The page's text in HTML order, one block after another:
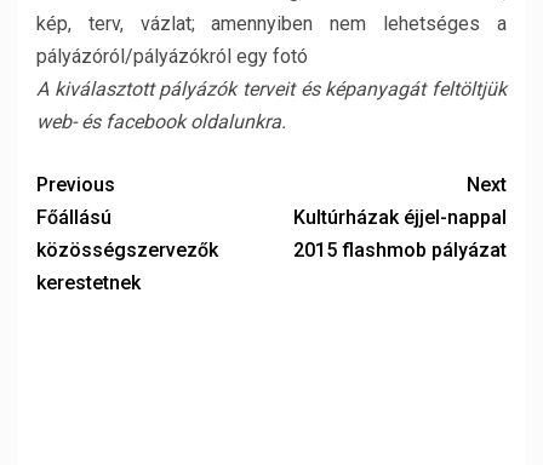
kép, terv, vázlat; amennyiben nem lehetséges a
pályázóról/pályázókról egy fotó
A kiválasztott pályázók terveit és képanyagát feltöltjük
web- és facebook oldalunkra.
Previous
Főállású
közösségszervezők
kerestetnek
Next
Kultúrházak éjjel-nappal
2015 flashmob pályázat